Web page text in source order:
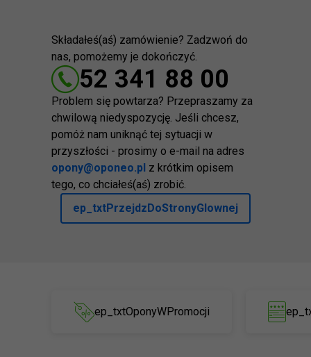
Składałeś(aś) zamówienie? Zadzwoń do
nas, pomożemy je dokończyć.
52 341 88 00
Problem się powtarza? Przepraszamy za
chwilową niedyspozycję. Jeśli chcesz,
pomóż nam uniknąć tej sytuacji w
przyszłości - prosimy o e-mail na adres
opony@oponeo.pl z krótkim opisem
tego, co chciałeś(aś) zrobić.
ep_txtPrzejdzDoStronyGlownej
ep_txtOponyWPromocji